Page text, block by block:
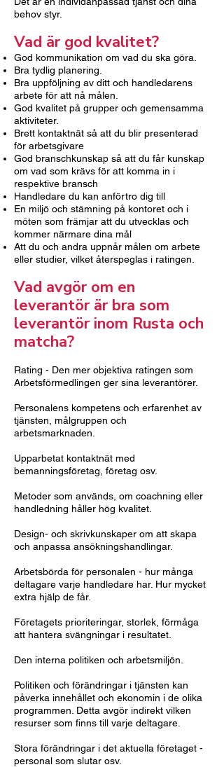
behov styr.
Vad är god kvalitet?
God kommunikation om vad du ska göra.
Bra tydlig planering.
Bra uppföljning av ditt och handledarens
arbete för att nå målen.
God kvalitet på grupper och gemensamma
aktiviteter.
Brett kontaktnät så att du blir presenterad
för arbetsgivare
God branschkunskap så att du får kunskap
om vad som krävs för att komma in i
respektive bransch
Handledare du kan anförtro dig till
En miljö och stämning på kontoret och i
möten som främjar att du utvecklas och
kommer närmare dina mål
Att du och andra uppnår målen om arbete
eller studier, vilket återspeglas i ratingen.
Vad avgör om en
leverantör är bra som
leverantör inom Rusta och
matcha?
Rating - Den mer objektiva ratingen som
Arbetsförmedlingen ger sina leverantörer.
Personalens kompetens och erfarenhet av
tjänsten, målgruppen och
arbetsmarknaden.
Upparbetat kontaktnät med
bemanningsföretag, företag osv.
Metoder som används, om coachning eller
handledning håller hög kvalitet.
Design- och skrivkunskaper om att skapa
och anpassa ansökningshandlingar.
Arbetsbörda för personalen - hur många
deltagare varje handledare har. Hur mycket
extra hjälp de får.
Företagets prioriteringar, storlek, förmåga
att hantera svängningar i resultatet.
Den interna politiken och arbetsmiljön.
Politiken och förändringar i tjänsten kan
påverka innehållet och ekonomin i de olika
programmen. Detta avgör indirekt vilken
resurser som finns till varje deltagare.
Stora förändringar i det aktuella företaget -
personal som slutar osv.